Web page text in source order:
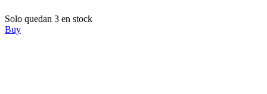
Solo quedan 3 en stock
Buy